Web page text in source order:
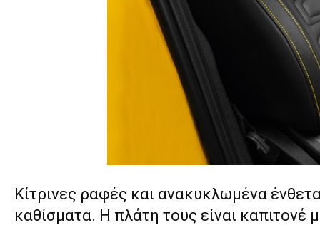
Κίτρινες ραφές και ανακυκλωμένα
καθίσματα. Η πλάτη τους είναι καπιτονέ